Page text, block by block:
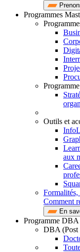
Programmes
Outils et
aux
Formalités,
Comment
En
Programme DBA
DBA (Post